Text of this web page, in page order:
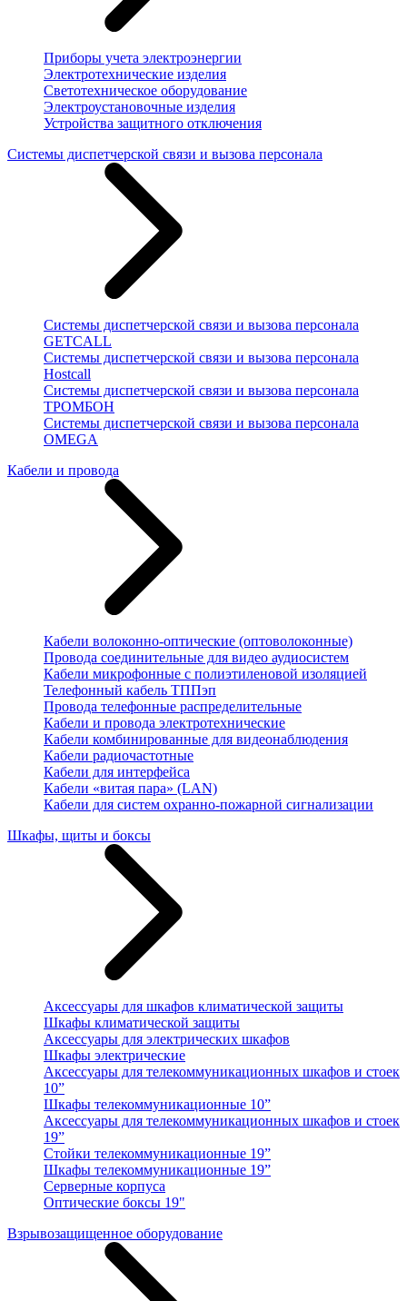
Приборы учета электроэнергии
Электротехнические изделия
Светотехническое оборудование
Электроустановочные изделия
Устройства защитного отключения
Системы диспетчерской связи и вызова персонала
Системы диспетчерской связи и вызова персонала
GETCALL
Системы диспетчерской связи и вызова персонала
Hostcall
Системы диспетчерской связи и вызова персонала
ТРОМБОН
Системы диспетчерской связи и вызова персонала
OMEGA
Кабели и провода
Кабели волоконно-оптические (оптоволоконные)
Провода соединительные для видео аудиосистем
Кабели микрофонные с полиэтиленовой изоляцией
Телефонный кабель ТППэп
Провода телефонные распределительные
Кабели и провода электротехнические
Кабели комбинированные для видеонаблюдения
Кабели радиочастотные
Кабели для интерфейса
Кабели «витая пара» (LAN)
Кабели для систем охранно-пожарной сигнализации
Шкафы, щиты и боксы
Аксессуары для шкафов климатической защиты
Шкафы климатической защиты
Аксессуары для электрических шкафов
Шкафы электрические
Аксессуары для телекоммуникационных шкафов и стоек
10”
Шкафы телекоммуникационные 10”
Аксессуары для телекоммуникационных шкафов и стоек
19”
Стойки телекоммуникационные 19”
Шкафы телекоммуникационные 19”
Серверные корпуса
Оптические боксы 19"
Взрывозащищенное оборудование